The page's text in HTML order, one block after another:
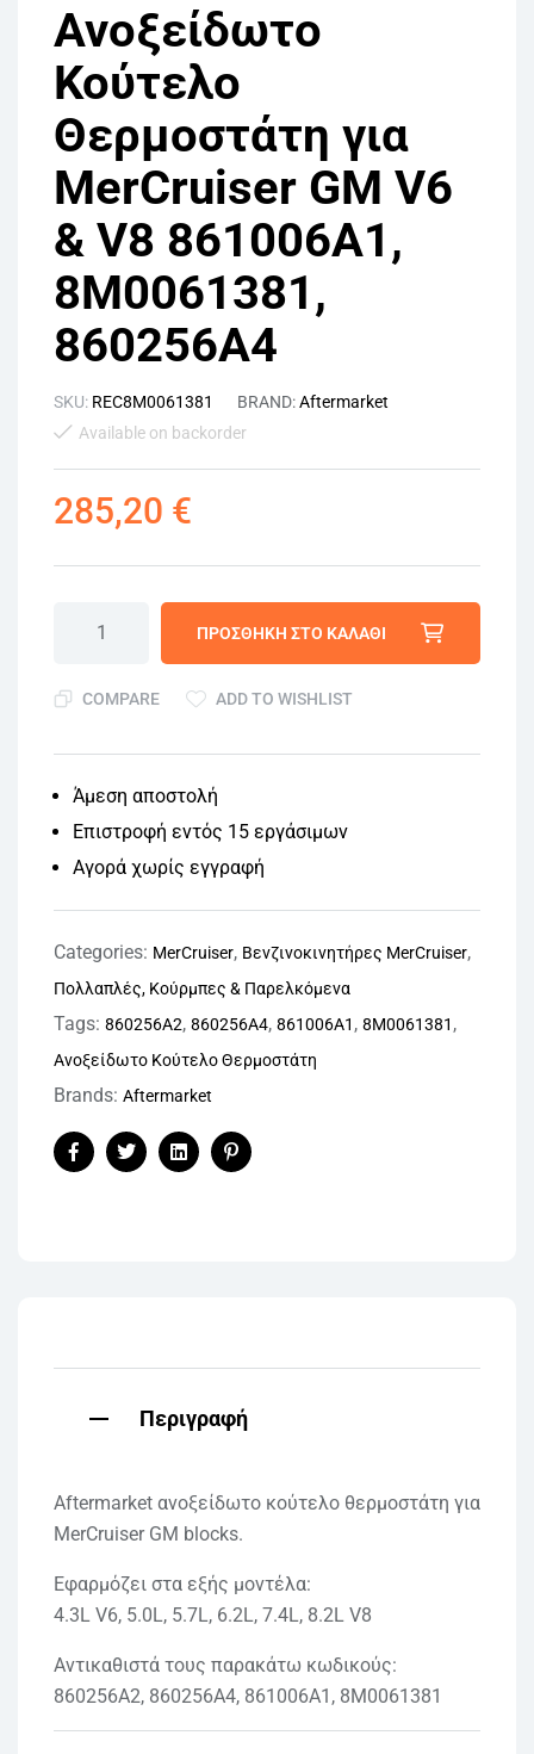
Ανοξείδωτο
Κούτελο
Θερμοστάτη για
MerCruiser GM V6
& V8 861006A1,
8M0061381,
860256A4
SKU: REC8M0061381 BRAND:Aftermarket
Available on backorder
285,20 €
ΠΡΟΣΘΉΚΗ ΣΤΟ ΚΑΛΆΘΙ
COMPARE ADD TO WISHLIST
Άμεση αποστολή
Επιστροφή εντός 15 εργάσιμων
Αγορά χωρίς εγγραφή
Categories: MerCruiser, Βενζινοκινητήρες MerCruiser,
Πολλαπλές, Κούρμπες & Παρελκόμενα
Tags: 860256A2, 860256A4, 861006A1 , 8M0061381 ,
Ανοξείδωτο Κούτελο Θερμοστάτη
Brands: Aftermarket
FacebookTwitterLinkedinPinterest
Περιγραφή
Aftermarket ανοξείδωτο κούτελο θερμοστάτη για
MerCruiser GM blocks.
Εφαρμόζει στα εξής μοντέλα:
4.3L V6, 5.0L, 5.7L, 6.2L, 7.4L, 8.2L V8
Αντικαθιστά τους παρακάτω κωδικούς:
860256A2, 860256A4, 861006A1, 8M0061381